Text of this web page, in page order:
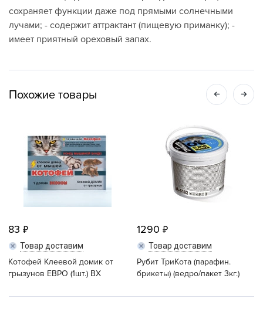
сохраняет функции даже под прямыми солнечными
лучами; - содержит аттрактант (пищевую приманку); -
имеет приятный ореховый запах.
Похожие товары
83
Товар доставим
Котофей Клеевой домик от
грызунов ЕВРО (1шт.) ВХ
1290
Товар доставим
Рубит ТриКота (парафин.
брикеты) (ведро/пакет 3кг.)